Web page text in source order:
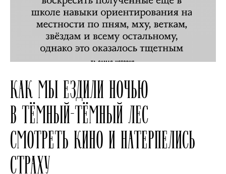
КАК МЫ ЕЗДИЛИ НОЧЬЮ
В ТЁМНЫЙ-ТЁМНЫЙ ЛЕС
СМОТРЕТЬ КИНО И НАТЕРПЕЛИСЬ
СТРАХУ